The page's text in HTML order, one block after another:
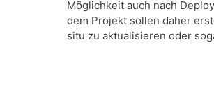
Möglichkeit auch nach
dem Projekt sollen daher
situ zu aktualisieren oder